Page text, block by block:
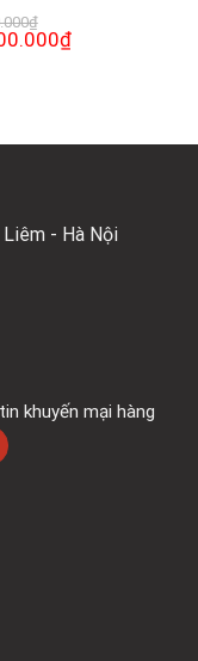
₫
₫Giá
hiện
- Hà Nội
khuyến mại hàng